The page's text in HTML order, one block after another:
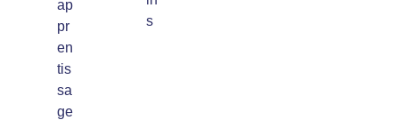
ap
pr
en
tis
sa
ge
s